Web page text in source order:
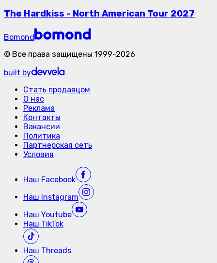
The Hardkiss - North American Tour 2027
Bomond
© Все права защищены 1999-2026
built by
Стать продавцом
О нас
Реклама
Контакты
Вакансии
Политика
Партнерская сеть
Условия
Наш Facebook
Наш Instagram
Наш Youtube
Наш TikTok
Наш Threads